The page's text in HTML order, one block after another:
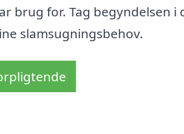
brug for. Tag begyndelsen
slamsugningsbehov.